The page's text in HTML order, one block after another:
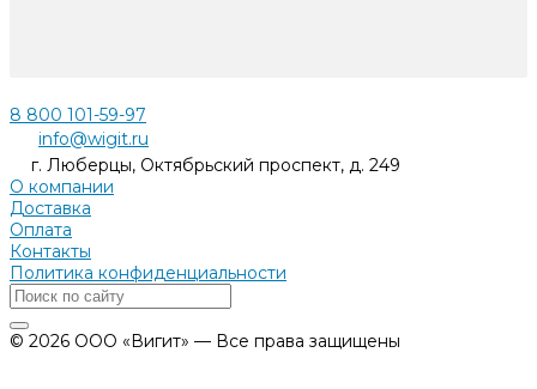
8 800 101-59-97
info@wigit.ru
г. Люберцы, Октябрьский проспект, д. 249
О компании
Доставка
Оплата
Контакты
Политика конфиденциальности
© 2026 ООО «Вигит» — Все права защищены